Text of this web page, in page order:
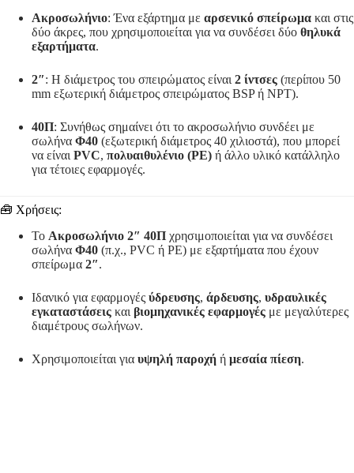
Ακροσωλήνιο: Ένα εξάρτημα με αρσενικό σπείρωμα και στις
δύο άκρες, που χρησιμοποιείται για να συνδέσει δύο θηλυκά
εξαρτήματα.
2″: Η διάμετρος του σπειρώματος είναι 2 ίντσες (περίπου 50
mm εξωτερική διάμετρος σπειρώματος BSP ή NPT).
40Π: Συνήθως σημαίνει ότι το ακροσωλήνιο συνδέει με
σωλήνα Φ40 (εξωτερική διάμετρος 40 χιλιοστά), που μπορεί
να είναι PVC, πολυαιθυλένιο (PE) ή άλλο υλικό κατάλληλο
για τέτοιες εφαρμογές.
🧰 Χρήσεις:
Το Ακροσωλήνιο 2″ 40Π χρησιμοποιείται για να συνδέσει
σωλήνα Φ40 (π.χ., PVC ή PE) με εξαρτήματα που έχουν
σπείρωμα 2″.
Ιδανικό για εφαρμογές ύδρευσης, άρδευσης, υδραυλικές
εγκαταστάσεις και βιομηχανικές εφαρμογές με μεγαλύτερες
διαμέτρους σωλήνων.
Χρησιμοποιείται για υψηλή παροχή ή μεσαία πίεση.